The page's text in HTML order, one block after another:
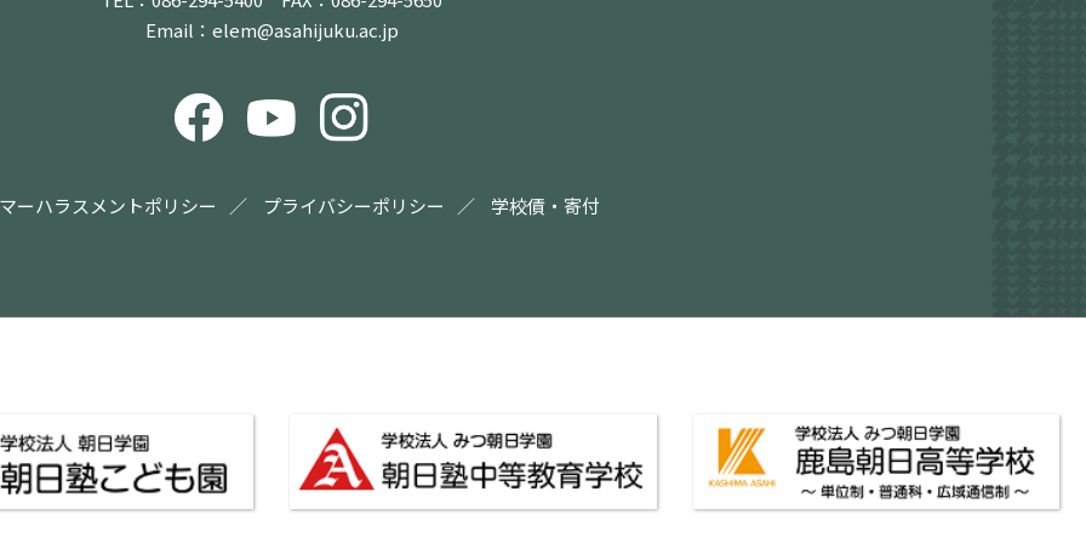
Email： elem@asahijuku.ac.jp
ーハラスメントポリシー プライバシーポリシー 学校債・ 寄付